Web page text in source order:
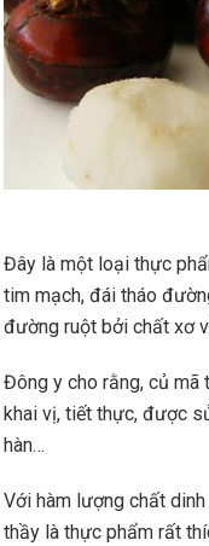
Đây là một loại thực
tim mạch, đái tháo
đường ruột bởi chất xơ
Đông y cho rằng, củ mã
khai vị, tiết thực, được
hàn…
Với hàm lượng chất
thầy là thực phẩm rất